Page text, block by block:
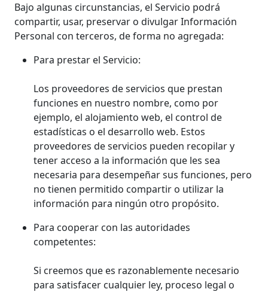
Bajo algunas circunstancias, el Servicio podrá
compartir, usar, preservar o divulgar Información
Personal con terceros, de forma no agregada:
Para prestar el Servicio:
Los proveedores de servicios que prestan
funciones en nuestro nombre, como por
ejemplo, el alojamiento web, el control de
estadísticas o el desarrollo web. Estos
proveedores de servicios pueden recopilar y
tener acceso a la información que les sea
necesaria para desempeñar sus funciones, pero
no tienen permitido compartir o utilizar la
información para ningún otro propósito.
Para cooperar con las autoridades
competentes:
Si creemos que es razonablemente necesario
para satisfacer cualquier ley, proceso legal o